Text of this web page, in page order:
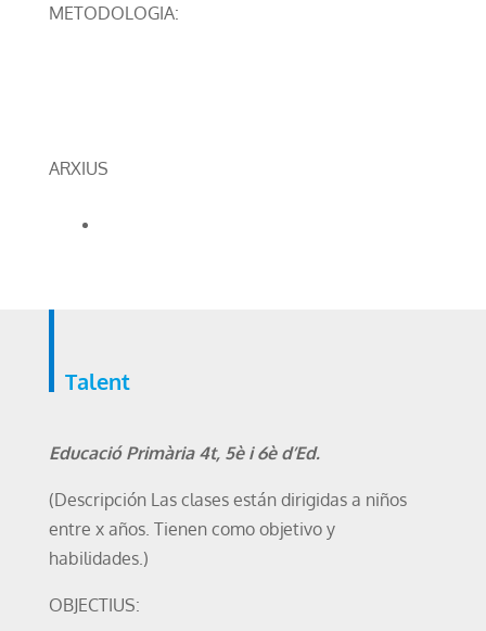
METODOLOGIA:
ARXIUS
Talent
Educació Primària 4t, 5è i 6è d’Ed.
(Descripción Las clases están dirigidas a niños
entre x años. Tienen como objetivo y
habilidades.)
OBJECTIUS: